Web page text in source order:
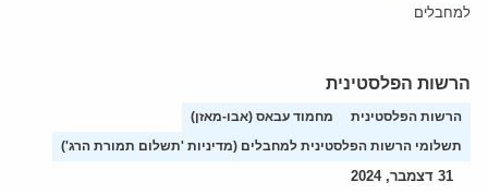
למחבלים
הרשות הפלסטינית
הרשות הפלסטינית
מחמוד עבאס (אבו-מאזן)
תשלומי הרשות הפלסטינית למחבלים (מדיניות 'תשלום תמורת הרג')
31 דצמבר, 2024